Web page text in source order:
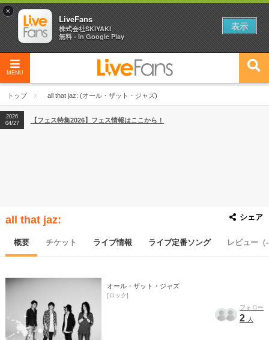
MENU
トップ all that jaz: (オール・ザット・ジャズ)
2026
04/27
2026
【ライブ動員ランキング】2026年上半期編発表！
2026
04/27
【フェス特集2026】フェス情報はここから！
all that jaz: シェア
概要 チケット ライブ情報 ライブ定番ソング レビュー（
オール・ザット・ジャズ
ロック
フォロー
2 人
×
LiveFans
株式会社SKIYAKI
無料 - In Google Play
表示